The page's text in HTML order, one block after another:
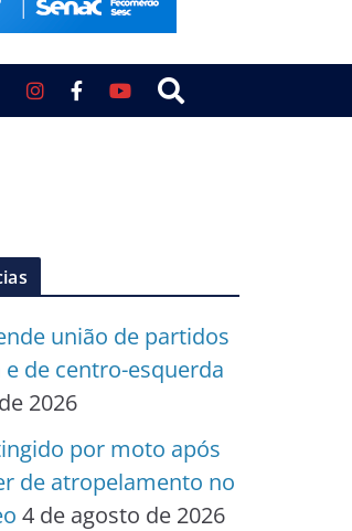
união de partidos
de centro-esquerda
2026
por moto após
de atropelamento no
4 de agosto de 2026